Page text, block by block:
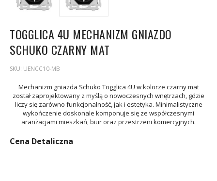
TOGGLICA 4U MECHANIZM GNIAZDO
SCHUKO CZARNY MAT
SKU: UENCC10-MB
Mechanizm gniazda Schuko Togglica 4U w kolorze czarny mat
został zaprojektowany z myślą o nowoczesnych wnętrzach, gdzie
liczy się zarówno funkcjonalność, jak i estetyka. Minimalistyczne
wykończenie doskonale komponuje się ze współczesnymi
aranżacjami mieszkań, biur oraz przestrzeni komercyjnych.
Cena Detaliczna